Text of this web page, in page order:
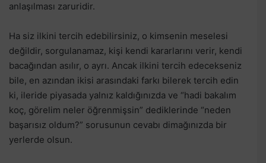
anlaşılması zaruridir.
Ha siz ilkini tercih edebilirsiniz, o kimsenin meselesi
değildir, sorgulanamaz, kişi kendi kararlarını verir, kendi
bacağından asılır, o ayrı. Ancak ilkini tercih edecekseniz
bile, en azından ikisi arasındaki farkı bilerek tercih edin
ki, ileride piyasada yalnız kaldığınızda ve “hadi bakalım
koç, görelim neler öğrenmişsin” dediklerinde “neden
başarısız oldum?” sorusunun cevabı dimağınızda bir
yerlerde olsun.